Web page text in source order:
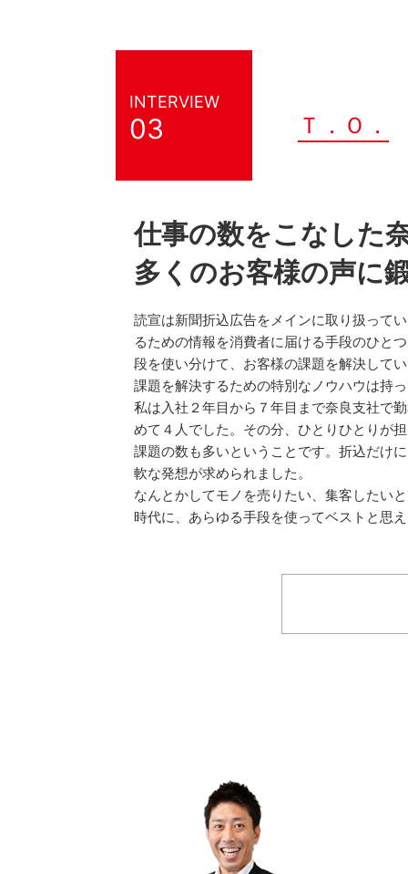
INTERVIEW
03 Ｔ．Ｏ．
仕事の数をこなした
多くのお客様の声に
読宣は新聞折込広告をメインに取り扱って
るための情報を消費者に届ける手段のひと
段を使い分けて、お客様の課題を解決して
課題を解決するための特別なノウハウは持
私は入社２年目から７年目まで奈良支社で
めて４人でした。その分、ひとりひとりが
課題の数も多いということです。折込だけ
軟な発想が求められました。
なんとかしてモノを売りたい、集客したい
時代に、あらゆる手段を使ってベストと思